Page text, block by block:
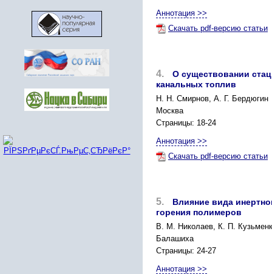
Аннотация >>
Скачать pdf-версию статьи
4.
О существовании
канальных топлив
Н. Н. Смирнов, А. Г. Бердюгин
Москва
Страницы: 18-24
Аннотация >>
Скачать pdf-версию статьи
5.
Влияние вида
горения полимеров
В. М. Николаев, К. П.
Балашиха
Страницы: 24-27
Аннотация >>